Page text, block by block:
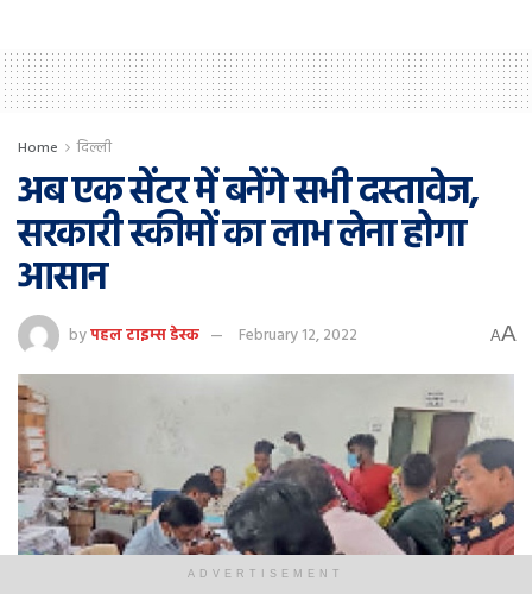
Home दिल्ली
अब एक सेंटर में बनेंगे सभी दस्‍तावेज,
सरकारी स्‍कीमों का लाभ लेना होगा
आसान
byपहल टाइम्स डेस्क February 12, 2022 AA
ADVERTISEMENT